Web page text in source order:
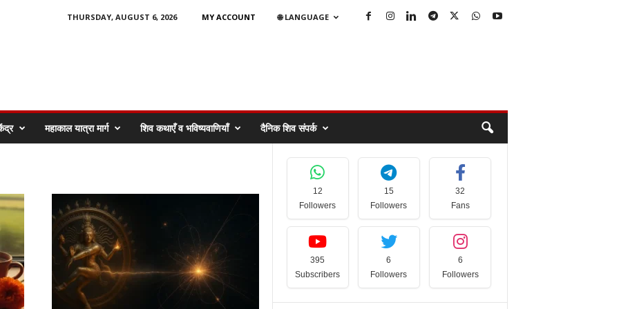
THURSDAY, AUGUST 6, 2026 MY ACCOUNT
🌐 LANGUAGE
महाकाल यात्रा मार्ग शिव कथाएँ व भविष्यवाणियाँ दैनिक शिव संपर्क
12
Followers
15
Followers
32
Fans
395
Subscribers
6
Followers
6
Followers